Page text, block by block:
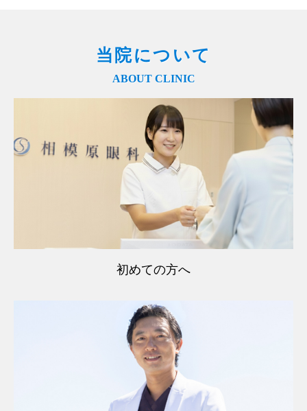
当院について
ABOUT CLINIC
初めての方へ